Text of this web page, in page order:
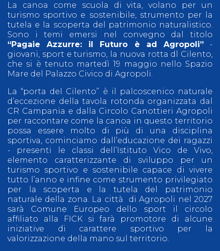
La canoa come scuola di vita, volano per un
turismo sportivo e sostenibile, strumento per la
tutela e la scoperta del patrimonio naturalistico.
Sono i temi emersi nel convegno dal titolo
“Pagaie Azzurre: il Futuro è ad Agropoli”-
giovani, sport e turismo, la nuova rotta dl Cilento,
che si è tenuto martedì 19 maggio nello Spazio
Mare del Palazzo Civico di Agropoli.
La “porta del Cilento” è il palcoscenico naturale
d’eccezione della tavola rotonda organizzata dal
CR Campania e dalla Circolo Canottieri Agropoli
per raccontare come la canoa in questo territorio
possa essere molto di più di una disciplina
sportiva, cominciamo dall’educazione dei ragazzi
- presenti le classi dell’Istituto Vico de Vivo,
elemento caratterizzante di sviluppo per un
turismo sportivo e sostenibile capace di vivere
tutto l’anno e infine come strumento privilegiato
per la scoperta e la tutela del patrimonio
naturale della zona. La città di Agropoli nel 2027
sarà Comune Europeo dello sport il circolo
affiliato alla FICK si farà promotore di alcune
iniziative di carattere sportivo per la
valorizzazione della mano sul territorio.